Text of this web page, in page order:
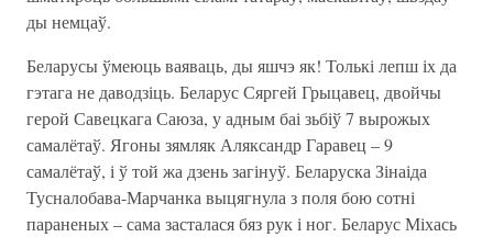
ды немцаў.
Беларусы ўмеюць ваяваць, ды яшчэ як! Толькі лепш іх да
гэтага не даводзіць. Беларус Сяргей Грыцавец, двойчы
герой Савецкага Саюза, у адным баі зьбіў 7 вырожых
самалётаў. Ягоны зямляк Аляксандр Гаравец – 9
самалётаў, і ў той жа дзень загінуў. Беларуска Зінаіда
Тусналобава-Марчанка выцягнула з поля бою сотні
параненых – сама засталася бяз рук і ног. Беларус Міхась